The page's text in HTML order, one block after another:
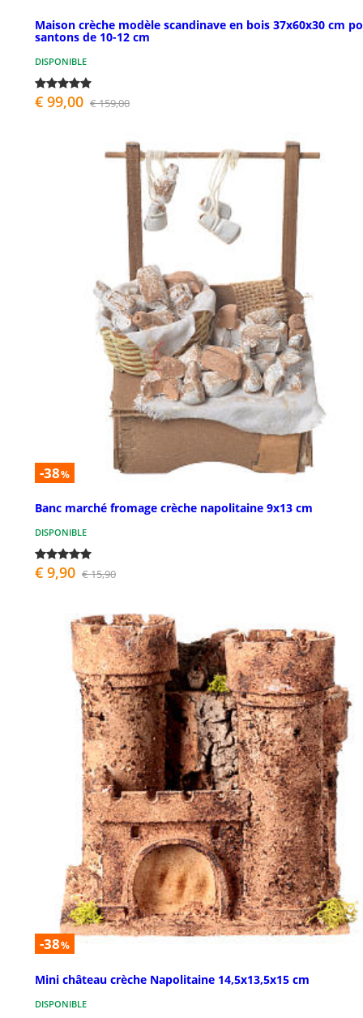
Maison crèche modèle scandinave en bois 37x60x30 cm
santons de 10-12 cm
DISPONIBLE
€ 99,00 € 159,00
-38%
Banc marché fromage crèche napolitaine 9x13 cm
DISPONIBLE
€ 9,90 € 15,90
-38%
Mini château crèche Napolitaine 14,5x13,5x15 cm
DISPONIBLE